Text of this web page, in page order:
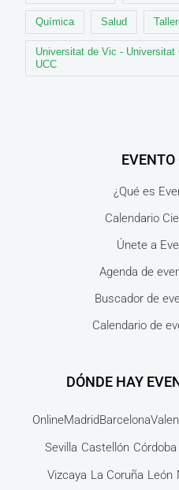
Química Salud
Universitat de Vic -
UCC
¿Qué es
Calendario
Únete a
Agenda de
Buscador de
Calendario de
DÓNDE HAY
OnlineMadridBarcelona
Sevilla Castellón Córdoba
Vizcaya La Coruña León